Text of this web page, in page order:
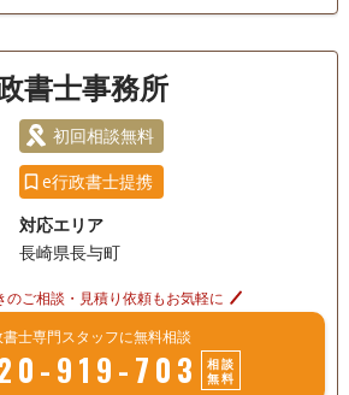
土日相談可 初回相談無料
ンライン面談可
書士事務所
初回相談無料
e行政書士提携
対応エリア
長崎県長与町
のご相談・見積り依頼もお気軽に
書士専門スタッフに無料相談
919-703
相談
無料